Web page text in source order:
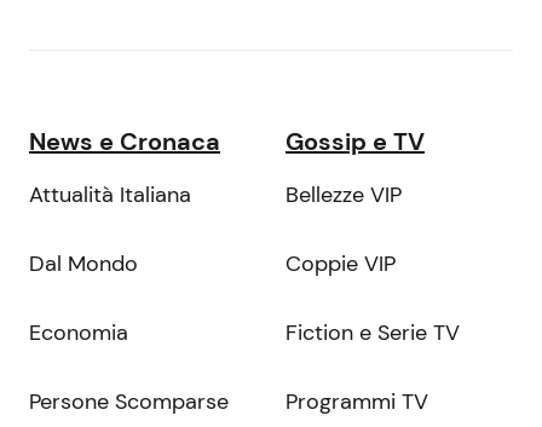
News e Cronaca
Attualità Italiana
Dal Mondo
Economia
Persone Scomparse
Gossip e TV
Bellezze VIP
Coppie VIP
Fiction e Serie TV
Programmi TV